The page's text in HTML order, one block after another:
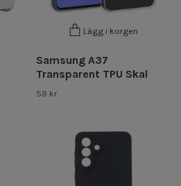
Lägg i korgen
Samsung A37
Transparent TPU Skal
59 kr